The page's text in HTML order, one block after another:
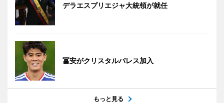
デラエスプリエジャ大統領が就任
冨安がクリスタルパレス加入
もっと見る